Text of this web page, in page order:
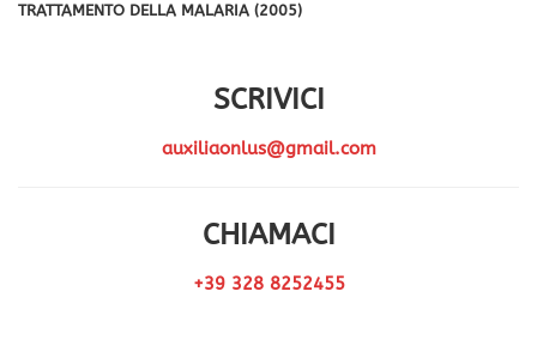
TRATTAMENTO DELLA MALARIA (2005)
SCRIVICI
auxiliaonlus@gmail.com
CHIAMACI
+39 328 8252455